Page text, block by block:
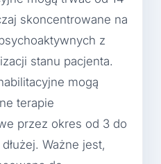
skoncentrowane na
z
stanu pacjenta.
mogą
terapie
przez okres od 3 do
Ważne jest,